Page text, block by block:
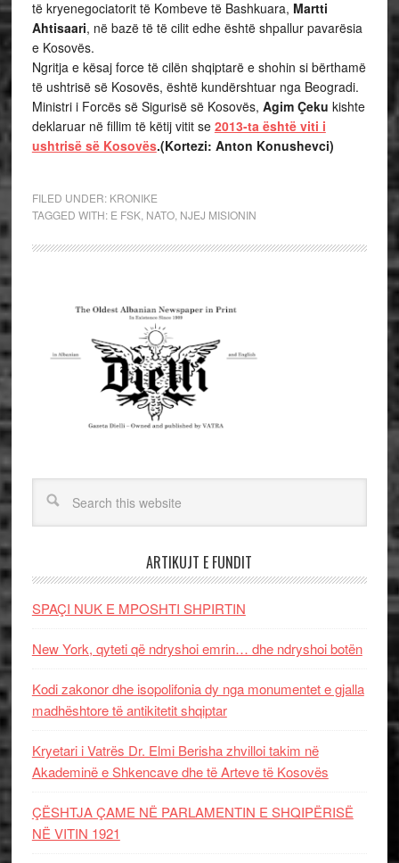
të kryenegociatorit të Kombeve të Bashkuara, Martti
Ahtisaari, në bazë të të cilit edhe është shpallur pavarësia
e Kosovës.
Ngritja e kësaj force të cilën shqiptarë e shohin si bërthamë
të ushtrisë së Kosovës, është kundërshtuar nga Beogradi.
Ministri i Forcës së Sigurisë së Kosovës, Agim Çeku kishte
deklaruar në fillim të këtij vitit se 2013-ta është viti i
ushtrisë së Kosovës.(Kortezi: Anton Konushevci)
FILED UNDER: KRONIKE
TAGGED WITH: E FSK, NATO, NJEJ MISIONIN
ARTIKUJT E FUNDIT
SPAÇI NUK E MPOSHTI SHPIRTIN
New York, qyteti që ndryshoi emrin… dhe ndryshoi botën
Kodi zakonor dhe isopolifonia dy nga monumentet e gjalla
madhështore të antikitetit shqiptar
Kryetari i Vatrës Dr. Elmi Berisha zhvilloi takim në
Akademinë e Shkencave dhe të Arteve të Kosovës
ÇËSHTJA ÇAME NË PARLAMENTIN E SHQIPËRISË
NË VITIN 1921